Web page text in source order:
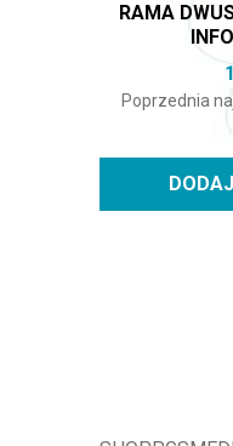
RAMA
Poprzednia